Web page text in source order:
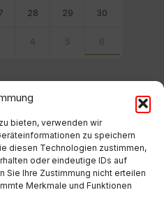
bieten, verwenden wir
zu speichern
diesen Technologien zustimmen,
oder eindeutige IDs auf
Sie Ihre Zustimmung nicht erteilen
Merkmale und Funktionen
28 29 30
4 5 6